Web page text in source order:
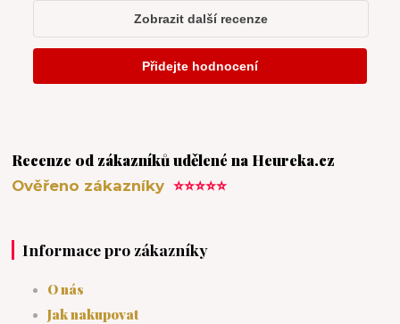
Recenze od zákazníků udělené na Heureka.cz
Ověřeno zákazníky⭐⭐⭐⭐⭐
Informace pro zákazníky
O nás
Jak nakupovat